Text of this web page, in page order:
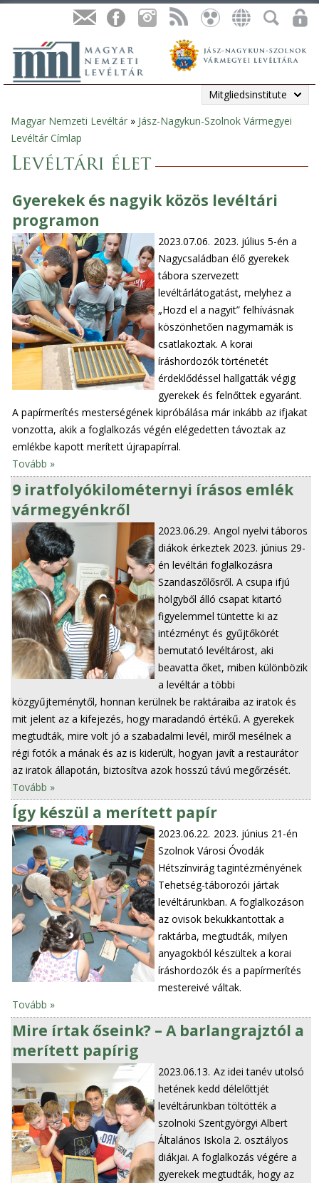
Mitgliedsinstitute
Sie
sind
Magyar Nemzeti Levéltár » Jász-Nagykun-Szolnok Vármegyei
Levéltár Címlap
Levéltári élet
Gyerekek és nagyik közös levéltári
programon
2023.07.06. 2023. július 5-én a
Nagycsaládban élő gyerekek
tábora szervezett
levéltárlátogatást, melyhez a
„Hozd el a nagyit” felhívásnak
köszönhetően nagymamák is
csatlakoztak. A korai
íráshordozók történetét
érdeklődéssel hallgatták végig
gyerekek és felnőttek egyaránt.
A papírmerítés mesterségének kipróbálása már inkább az ifjakat
vonzotta, akik a foglalkozás végén elégedetten távoztak az
emlékbe kapott merített újrapapírral.
Tovább »
9 iratfolyókilométernyi írásos emlék
vármegyénkről
2023.06.29. Angol nyelvi táboros
diákok érkeztek 2023. június 29-
én levéltári foglalkozásra
Szandaszőlősről. A csupa ifjú
hölgyből álló csapat kitartó
figyelemmel tüntette ki az
intézményt és gyűjtőkörét
bemutató levéltárost, aki
beavatta őket, miben különbözik
a levéltár a többi
közgyűjteménytől, honnan kerülnek be raktáraiba az iratok és
mit jelent az a kifejezés, hogy maradandó értékű. A gyerekek
megtudták, mire volt jó a szabadalmi levél, miről mesélnek a
régi fotók a mának és az is kiderült, hogyan javít a restaurátor
az iratok állapotán, biztosítva azok hosszú távú megőrzését.
Tovább »
Így készül a merített papír
2023.06.22. 2023. június 21-én
Szolnok Városi Óvodák
Hétszínvirág tagintézményének
Tehetség-táborozói jártak
levéltárunkban. A foglalkozáson
az ovisok bekukkantottak a
raktárba, megtudták, milyen
anyagokból készültek a korai
íráshordozók és a papírmerítés
mestereivé váltak.
Tovább »
Mire írtak őseink? – A barlangrajztól a
merített papírig
2023.06.13. Az idei tanév utolsó
hetének kedd délelőttjét
levéltárunkban töltötték a
szolnoki Szentgyörgyi Albert
Általános Iskola 2. osztályos
diákjai. A foglalkozás végére a
gyerekek megtudták, hogy az